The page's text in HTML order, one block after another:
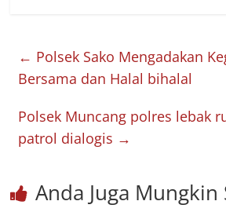
← Polsek Sako Mengadakan
Bersama dan Halal bihalal
Polsek Muncang polres lebak
patrol dialogis →
Anda Juga Mungkin